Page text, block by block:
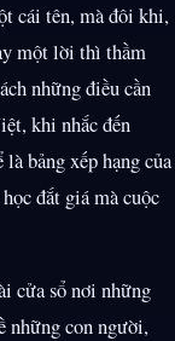
cái tên, mà đôi khi,
một lời thì thầm
những điều cần
khi nhắc đến
bảng xếp hạng của
đắt giá mà cuộc
cửa sổ nơi những
những con người,